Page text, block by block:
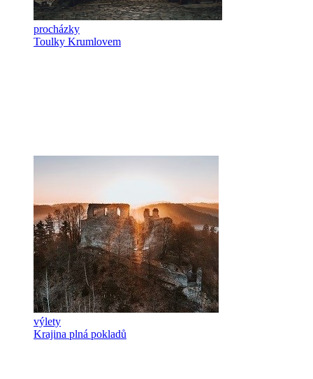
procházky
Toulky Krumlovem
výlety
Krajina plná pokladů